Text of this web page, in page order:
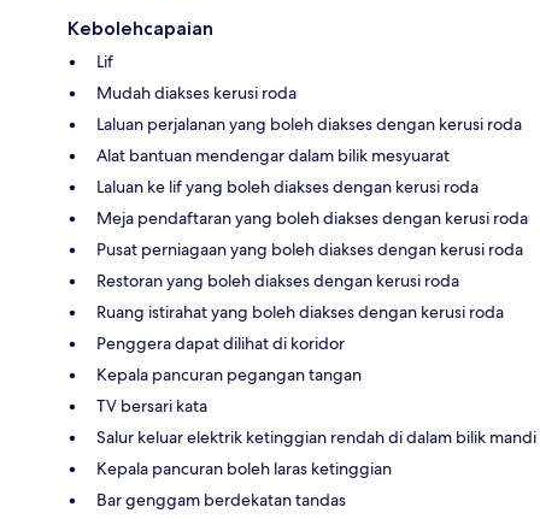
Kebolehcapaian
Lif
Mudah diakses kerusi roda
Laluan perjalanan yang boleh diakses dengan kerusi roda
Alat bantuan mendengar dalam bilik mesyuarat
Laluan ke lif yang boleh diakses dengan kerusi roda
Meja pendaftaran yang boleh diakses dengan kerusi roda
Pusat perniagaan yang boleh diakses dengan kerusi roda
Restoran yang boleh diakses dengan kerusi roda
Ruang istirahat yang boleh diakses dengan kerusi roda
Penggera dapat dilihat di koridor
Kepala pancuran pegangan tangan
TV bersari kata
Salur keluar elektrik ketinggian rendah di dalam bilik mandi
Kepala pancuran boleh laras ketinggian
Bar genggam berdekatan tandas